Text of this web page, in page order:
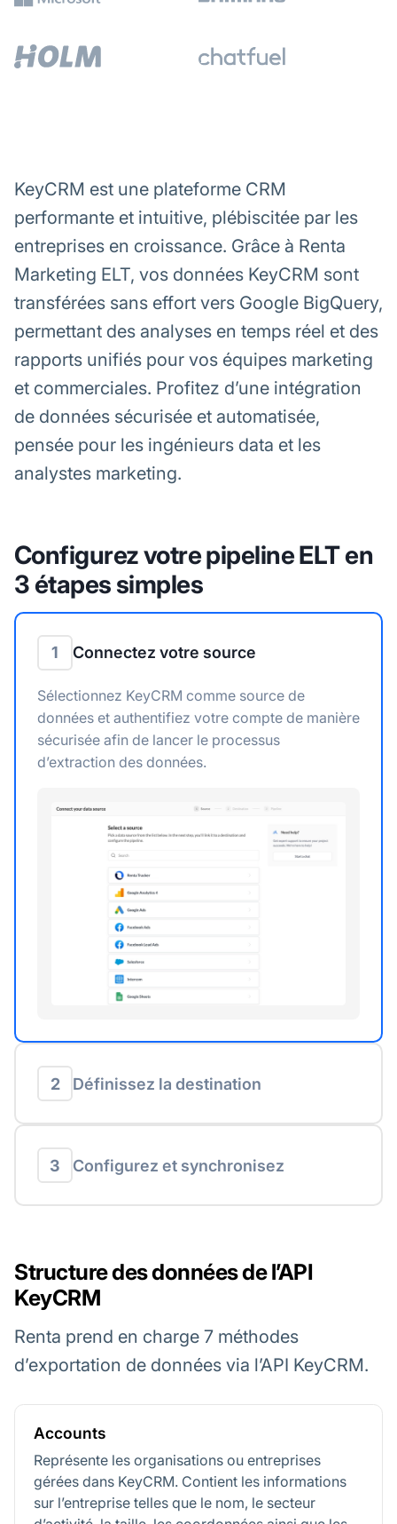
KeyCRM est une plateforme CRM
performante et intuitive, plébiscitée par les
entreprises en croissance. Grâce à Renta
Marketing ELT, vos données KeyCRM sont
transférées sans effort vers Google BigQuery,
permettant des analyses en temps réel et des
rapports unifiés pour vos équipes marketing
et commerciales. Profitez d’une intégration
de données sécurisée et automatisée,
pensée pour les ingénieurs data et les
analystes marketing.
Configurez votre pipeline ELT en
3 étapes simples
1 Connectez votre source
Sélectionnez KeyCRM comme source de
données et authentifiez votre compte de manière
sécurisée afin de lancer le processus
d’extraction des données.
2 Définissez la destination
3 Configurez et synchronisez
Structure des données de l’API
KeyCRM
Renta prend en charge 7 méthodes
d’exportation de données via l’API KeyCRM.
Accounts
Représente les organisations ou entreprises
gérées dans KeyCRM. Contient les informations
sur l’entreprise telles que le nom, le secteur